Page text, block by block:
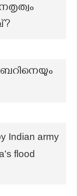
Indian army
flood